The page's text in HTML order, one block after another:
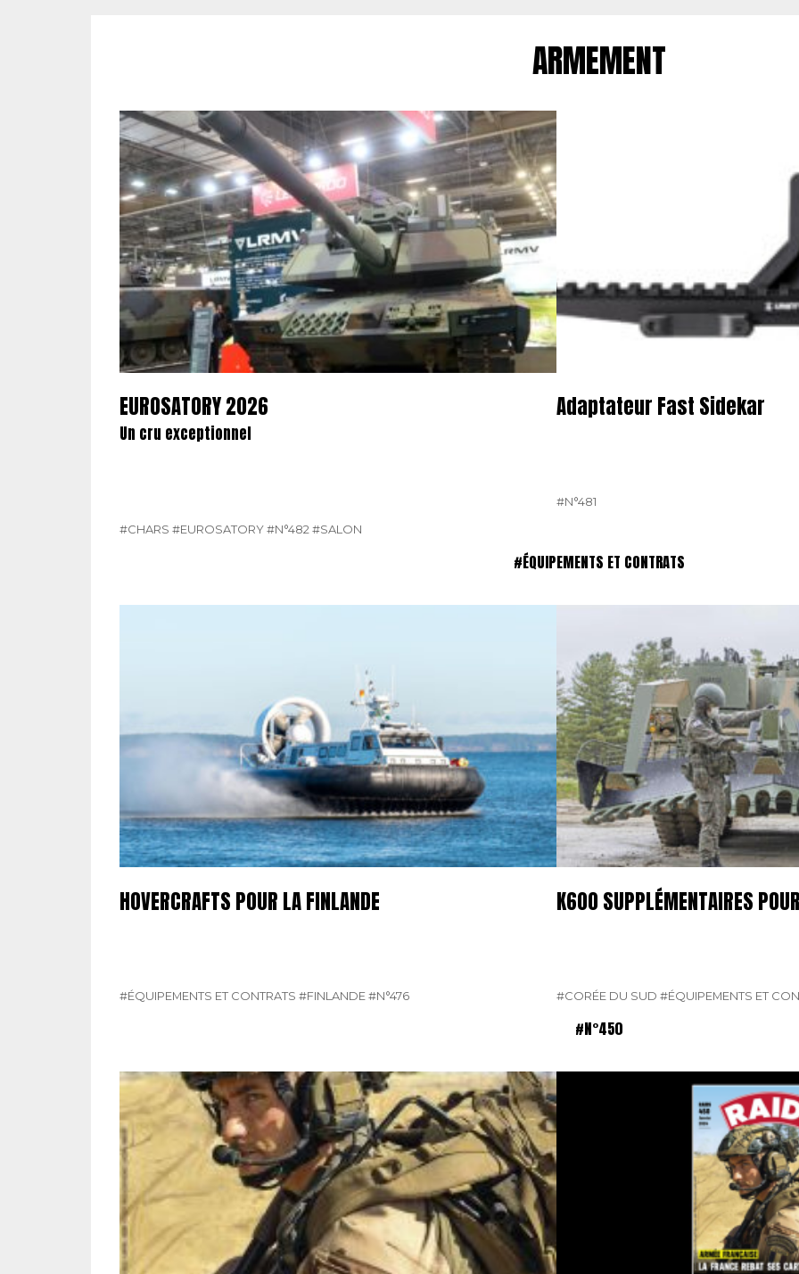
ARMEMENT
EUROSATORY 2026
Un cru exceptionnel
#CHARS #EUROSATORY#N°482 #SALON
Adaptateur Fast Sidekar
#N°481
#ÉQUIPEMENTS ET CONTRATS
HOVERCRAFTS POUR LA FINLANDE
#ÉQUIPEMENTS ET CONTRATS #FINLANDE#N°476
K600 SUPPLÉMENTAIRES
#CORÉE DU SUD #ÉQUIPEMENTS ET
#N°450